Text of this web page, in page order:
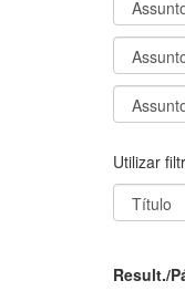
Utilizar
Result./